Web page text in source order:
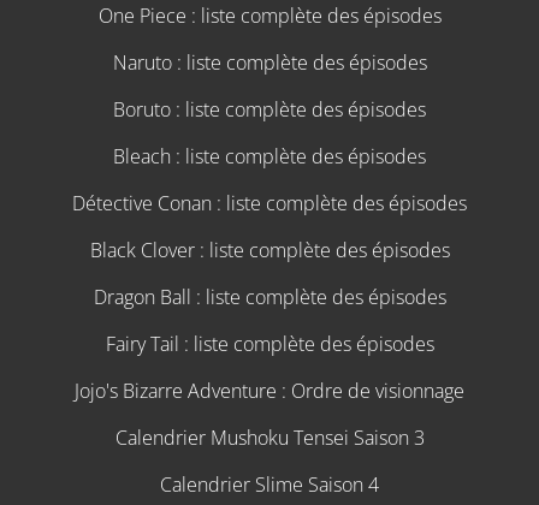
One Piece : liste complète des épisodes
Naruto : liste complète des épisodes
Boruto : liste complète des épisodes
Bleach : liste complète des épisodes
Détective Conan : liste complète des épisodes
Black Clover : liste complète des épisodes
Dragon Ball : liste complète des épisodes
Fairy Tail : liste complète des épisodes
Jojo's Bizarre Adventure : Ordre de visionnage
Calendrier Mushoku Tensei Saison 3
Calendrier Slime Saison 4